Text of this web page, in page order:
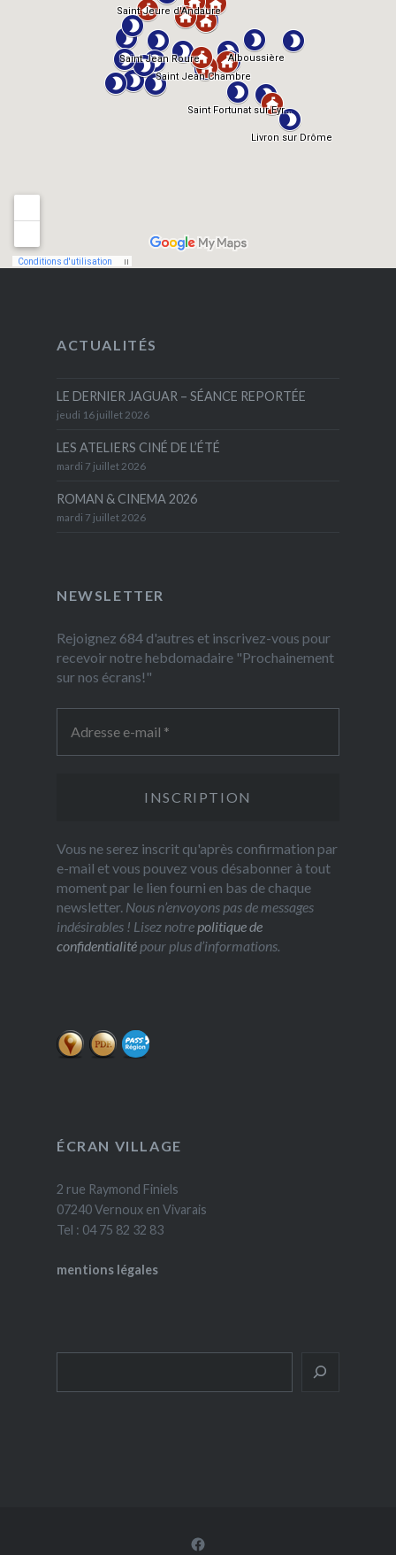
ACTUALITÉS
LE DERNIER JAGUAR – SÉANCE REPORTÉE
jeudi 16 juillet 2026
LES ATELIERS CINÉ DE L’ÉTÉ
mardi 7 juillet 2026
ROMAN & CINEMA 2026
mardi 7 juillet 2026
NEWSLETTER
Rejoignez 684 d'autres et inscrivez-vous pour
recevoir notre hebdomadaire "Prochainement
sur nos écrans!"
Vous ne serez inscrit qu'après confirmation par
e-mail et vous pouvez vous désabonner à tout
moment par le lien fourni en bas de chaque
newsletter. Nous n’envoyons pas de messages
indésirables ! Lisez notrepolitique de
confidentialitépour plus d’informations.
ÉCRAN VILLAGE
2 rue Raymond Finiels
07240 Vernoux en Vivarais
Tel : 04 75 82 32 83
mentions légales
Facebook